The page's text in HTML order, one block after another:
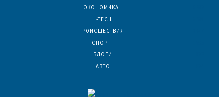
ЭКОНОМИКА
HI-TECH
ПРОИСШЕСТВИЯ
СПОРТ
БЛОГИ
АВТО